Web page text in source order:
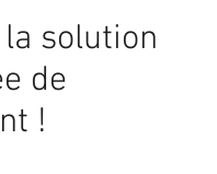
solution
de
!